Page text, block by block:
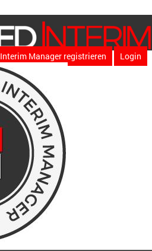
Interim Manager registrieren Login